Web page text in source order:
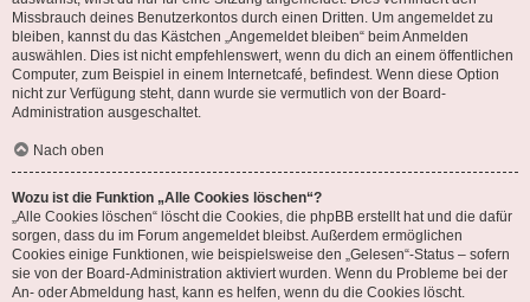
Missbrauch deines Benutzerkontos durch einen Dritten. Um angemeldet zu
bleiben, kannst du das Kästchen „Angemeldet bleiben“ beim Anmelden
auswählen. Dies ist nicht empfehlenswert, wenn du dich an einem öffentlichen
Computer, zum Beispiel in einem Internetcafé, befindest. Wenn diese Option
nicht zur Verfügung steht, dann wurde sie vermutlich von der Board-
Administration ausgeschaltet.
Nach oben
Wozu ist die Funktion „Alle Cookies löschen“?
„Alle Cookies löschen“ löscht die Cookies, die phpBB erstellt hat und die dafür
sorgen, dass du im Forum angemeldet bleibst. Außerdem ermöglichen
Cookies einige Funktionen, wie beispielsweise den „Gelesen“-Status – sofern
sie von der Board-Administration aktiviert wurden. Wenn du Probleme bei der
An- oder Abmeldung hast, kann es helfen, wenn du die Cookies löscht.